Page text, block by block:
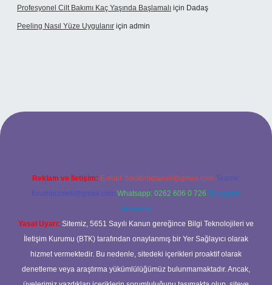
Profesyonel Cilt Bakımı Kaç Yaşında Başlamalı için Dadaş
Peeling Nasıl Yüze Uygulanır için admin
Reklam ve İletişim: E-mail: backlinkpaneli@gmail.com Teams:
forumhizmeti@gmail.com Whatsapp: 0262 606 0 726 Telegram:
@karabul
Yasal Uyarı: Sitemiz, 5651 Sayılı Kanun gereğince Bilgi Teknolojileri ve
İletişim Kurumu (BTK) tarafından onaylanmış bir Yer Sağlayıcı olarak
hizmet vermektedir. Bu nedenle, sitedeki içerikleri proaktif olarak
denetleme veya araştırma yükümlülüğümüz bulunmamaktadır. Ancak,